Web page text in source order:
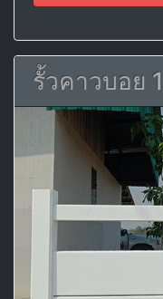
รั้วคาวบอย